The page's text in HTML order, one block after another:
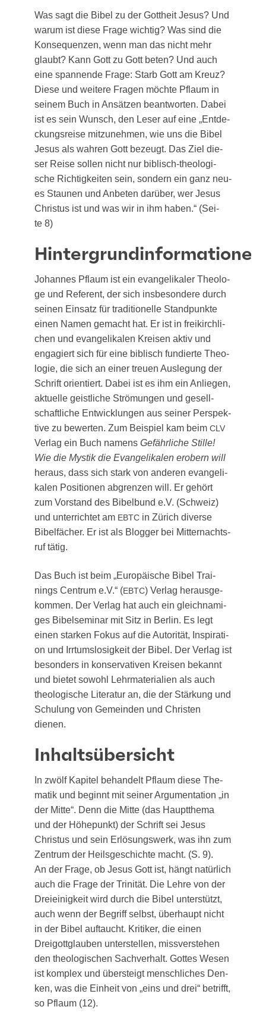
Was sagt die Bibel zu der Gott­heit Jesus? Und
war­um ist die­se Fra­ge wich­tig? Was sind die
Kon­se­quen­zen, wenn man das nicht mehr
glaubt? Kann Gott zu Gott beten? Und auch
eine span­nen­de Fra­ge: Starb Gott am Kreuz?
Die­se und wei­te­re Fra­gen möch­te Pflaum in
sei­nem Buch in Ansät­zen beant­wor­ten. Dabei
ist es sein Wunsch, den Leser auf eine „Ent­de­
ckungs­rei­se mit­zu­neh­men, wie uns die Bibel
Jesus als wah­ren Gott bezeugt. Das Ziel die­
ser Rei­se sol­len nicht nur biblisch-theo­lo­gi­
sche Rich­tig­kei­ten sein, son­dern ein ganz neu­
es Stau­nen und Anbe­ten dar­über, wer Jesus
Chris­tus ist und was wir in ihm haben.“ (Sei­
te 8)
Hintergrundinformationen
Johan­nes Pflaum ist ein evan­ge­li­ka­ler Theo­lo­
ge und Refe­rent, der sich ins­be­son­de­re durch
sei­nen Ein­satz für tra­di­tio­nel­le Stand­punk­te
einen Namen gemacht hat. Er ist in frei­kirch­li­
chen und evan­ge­li­ka­len Krei­sen aktiv und
enga­giert sich für eine biblisch fun­dier­te Theo­
lo­gie, die sich an einer treu­en Aus­le­gung der
Schrift ori­en­tiert. Dabei ist es ihm ein Anlie­gen,
aktu­el­le geist­li­che Strö­mun­gen und gesell­
schaft­li­che Ent­wick­lun­gen aus sei­ner Per­spek­
ti­ve zu bewer­ten. Zum Bei­spiel kam beim CLV
Ver­lag ein Buch namens Gefähr­li­che Stil­le!
Wie die Mys­tik die Evan­ge­li­ka­len erobern will
her­aus, dass sich stark von ande­ren evan­ge­li­
ka­len Posi­tio­nen abgren­zen will. Er gehört
zum Vor­stand des Bibel­bund e.V. (Schweiz)
und unter­rich­tet am EBTC in Zürich diver­se
Bibel­fä­cher. Er ist als Blog­ger bei Mit­ter­nachts­
ruf tätig.
Das Buch ist beim „Euro­päi­sche Bibel Trai­
nings Cen­trum e.V.“ (EBTC) Ver­lag her­aus­ge­
kom­men. Der Ver­lag hat auch ein gleich­na­mi­
ges Bibel­se­mi­nar mit Sitz in Ber­lin. Es legt
einen star­ken Fokus auf die Auto­ri­tät, Inspi­ra­ti­
on und Irr­tums­lo­sig­keit der Bibel. Der Ver­lag ist
beson­ders in kon­ser­va­ti­ven Krei­sen bekannt
und bie­tet sowohl Lehr­ma­te­ria­li­en als auch
theo­lo­gi­sche Lite­ra­tur an, die der Stär­kung und
Schu­lung von Gemein­den und Chris­ten
dienen.
Inhaltsübersicht
In zwölf Kapi­tel behan­delt Pflaum die­se The­
ma­tik und beginnt mit sei­ner Argu­men­ta­ti­on „in
der Mit­te“. Denn die Mit­te (das Haupt­the­ma
und der Höhe­punkt) der Schrift sei Jesus
Chris­tus und sein Erlö­sungs­werk, was ihn zum
Zen­trum der Heils­ge­schich­te macht. (S. 9).
An der Fra­ge, ob Jesus Gott ist, hängt natür­lich
auch die Fra­ge der Tri­ni­tät. Die Leh­re von der
Drei­ei­nig­keit wird durch die Bibel unter­stützt,
auch wenn der Begriff selbst, über­haupt nicht
in der Bibel auf­taucht. Kri­ti­ker, die einen
Dreigott­glau­ben unter­stel­len, miss­ver­ste­hen
den theo­lo­gi­schen Sach­ver­halt. Got­tes Wesen
ist kom­plex und über­steigt mensch­li­ches Den­
ken, was die Ein­heit von „eins und drei“ betrifft,
so Pflaum (12).